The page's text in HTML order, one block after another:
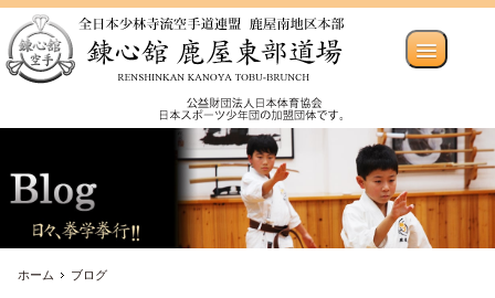
ホーム ブログ